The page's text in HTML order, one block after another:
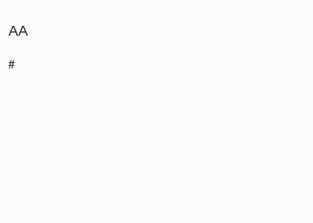
AA
#